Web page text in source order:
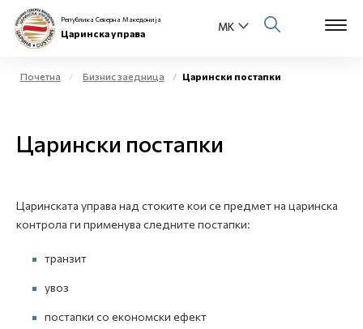
Физички лица
Бизнис заедница
Контакт
Република Северна Македонија
Царинска управа
Почетна Бизнис заедница Царински постапки
Царински постапки
Царинската управа над стоките кои се предмет на царинска
контрола ги применува следните постапки:
транзит
увоз
постапки со економски ефект